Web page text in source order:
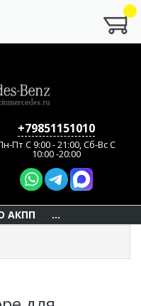
+79851151010
Пт C 9:00 - 21:00, Сб-Вс С
10:00 -20:00
АКПП ...